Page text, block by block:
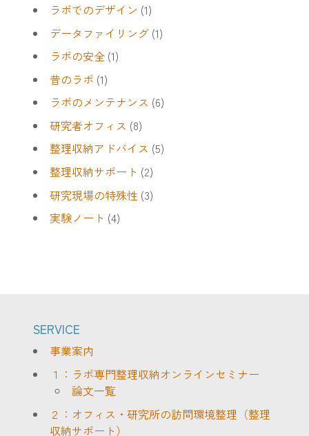
ラボでのデザイン (1)
データファイリング(1)
ラボの安全(1)
昔のラボ (1)
ラボのメンテナンス (6)
研究者オフィス (8)
整理収納アドバイス (5)
整理収納サポート (2)
研究現場の特殊性 (3)
実験ノート (4)
SERVICE
事業案内
１：ラボ専門整理収納オンラインセミナー
論文一覧
２：オフィス・研究所の訪問環境整理（整理
収納サポート）